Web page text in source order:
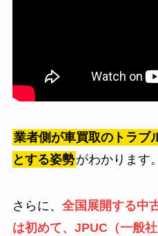
業者側が車買取のトラブ
とする姿勢がわかります。
さらに、 全国展開する中
は初めて、JPUC（一般